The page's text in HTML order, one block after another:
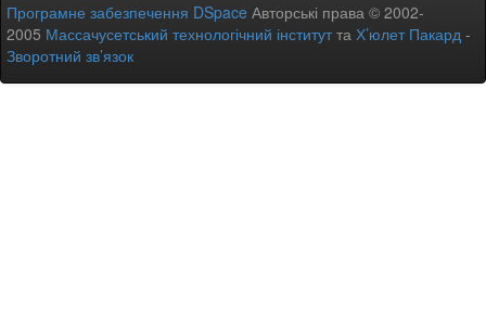
Програмне забезпечення DSpace Авторські права © 2002-
2005 Массачусетський технологічний інститутта Х’юлет Пакард -
Зворотний зв’язок